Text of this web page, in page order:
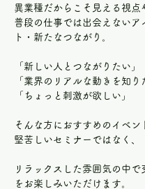
異業種だからこそ見える視点
普段の仕事では出会えないア
ト・新たなつながり。
「新しい人とつながりたい」
「業界のリアルな動きを知り
「ちょっと刺激が欲しい」
そんな方におすすめのイベン
堅苦しいセミナーではなく、
リラックスした雰囲気の中で
をお楽しみいただけます。